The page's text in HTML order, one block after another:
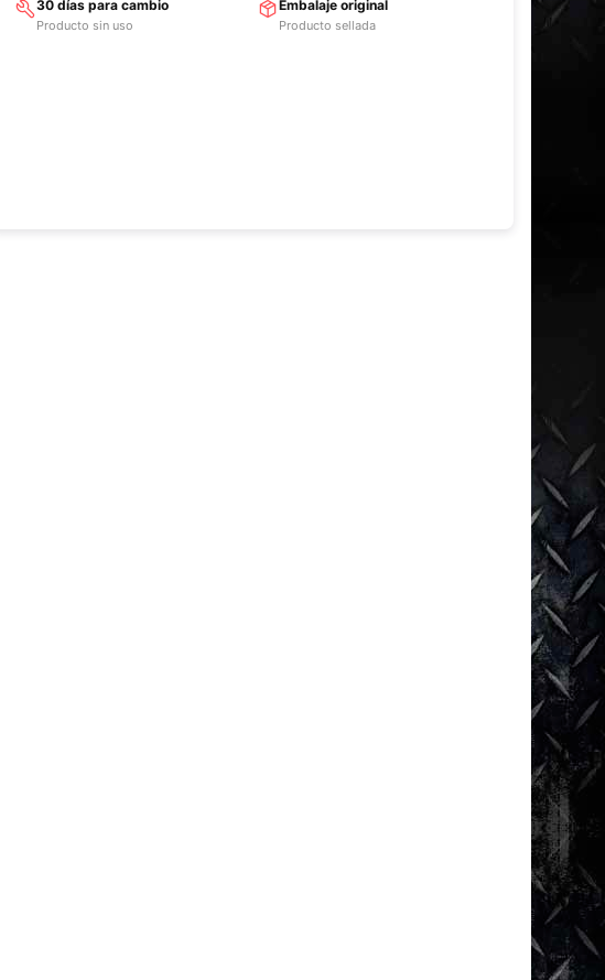
30 días para cambio
Producto sin uso
Embalaje original
Producto sellada